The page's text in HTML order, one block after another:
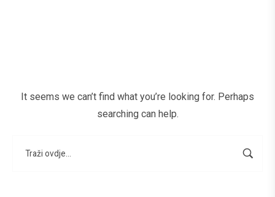
It seems we can’t find what you’re looking for. Perhaps
searching can help.